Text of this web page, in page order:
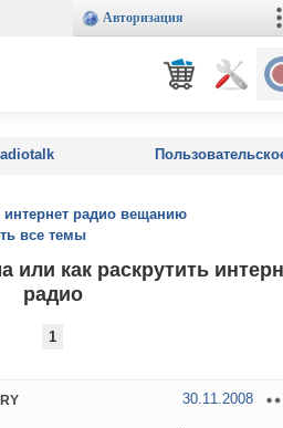
Авторизация
радио вещанию
все темы
или как раскрутить
радио
1
30.11.2008